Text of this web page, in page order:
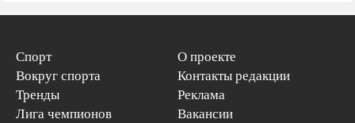
Спорт
Вокруг спорта
Тренды
Лига чемпионов
О проекте
Контакты редакции
Реклама
Вакансии